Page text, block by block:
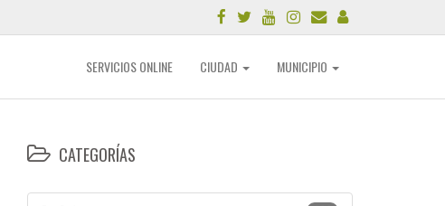
SERVICIOS ONLINE CIUDAD MUNICIPIO
CATEGORÍAS